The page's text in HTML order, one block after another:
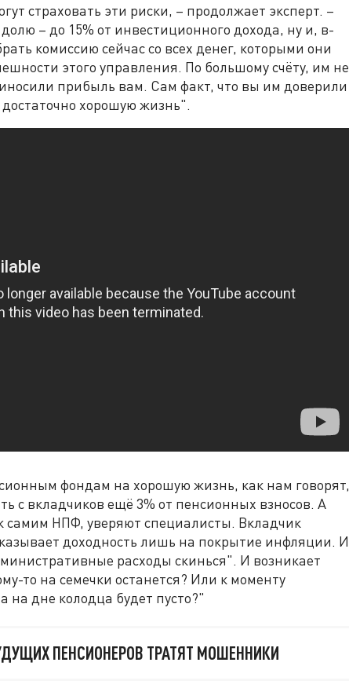
страховать эти риски, – продолжает эксперт. –
– до 15% от инвестиционного дохода, ну и, в-
комиссию сейчас со всех денег, которыми они
этого управления. По большому счёту, им не
прибыль вам. Сам факт, что вы им доверили
хорошую жизнь".
фондам на хорошую жизнь, как нам говорят,
с вкладчиков ещё 3% от пенсионных взносов. А
самим НПФ, уверяют специалисты. Вкладчик
доходность лишь на покрытие инфляции. И
расходы скинься". И возникает
то на семечки останется? Или к моменту
на дне колодца будет пусто?"
ПЕНСИОНЕРОВ ТРАТЯТ МОШЕННИКИ